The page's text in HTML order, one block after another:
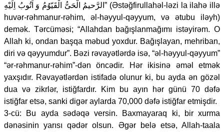
الرَّحيمُ الْحَىُّ الْقَيّوُمُ وَ اَتُوبُ اِلَيْهِ” (Əstəğfirullahəl-ləzi la ilahə illə
huvər-rəhmanur-rəhim, əl-həyyul-qəyyum, və ətubu iləyh)
demək. Tərcüməsi; “Allahdan bağışlanmağımı istəyirəm. O
Allah ki, ondan başqa məbud yoxdur. Bağışlayan, mehriban,
diri və qəyyumdur”. Bəzi rəvayətlərdə isə, “əl-həyyul-qəyyum”
“ər-rəhmanur-rəhim”-dən öncədir. Hər ikisinə əməl etmək
yaxşıdır. Rəvayətlərdən istifadə olunur ki, bu ayda ən gözəl
dua və zikrlər, istiğfardır. Kim bu ayın hər günü 70 dəfə
istiğfar etsə, sanki digər aylarda 70,000 dəfə istiğfar etmişdir.
3-cü: Bu ayda sədəqə versin. Baxmayaraq ki, bir xurma
dənəsinin yarısı qədər olsun. Əgər belə etsə, Allah-taala